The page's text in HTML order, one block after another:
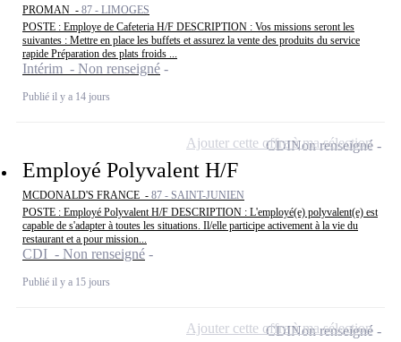
PROMAN - 87 - LIMOGES
POSTE : Employe de Cafeteria H/F DESCRIPTION : Vos missions seront les
suivantes : Mettre en place les buffets et assurez la vente des produits du service
rapide Préparation des plats froids ...
Intérim - Non renseigné
Publié il y a 14 jours
Employé Polyvalent H/F
MCDONALD'S FRANCE - 87 - SAINT-JUNIEN
POSTE : Employé Polyvalent H/F DESCRIPTION : L'employé(e) polyvalent(e) est
capable de s'adapter à toutes les situations. Il/elle participe activement à la vie du
restaurant et a pour mission...
CDI - Non renseigné
Publié il y a 15 jours
CDINon renseigné
Ajouter cette offre à ma sélection
CDINon renseigné
Ajouter cette offre à ma sélection